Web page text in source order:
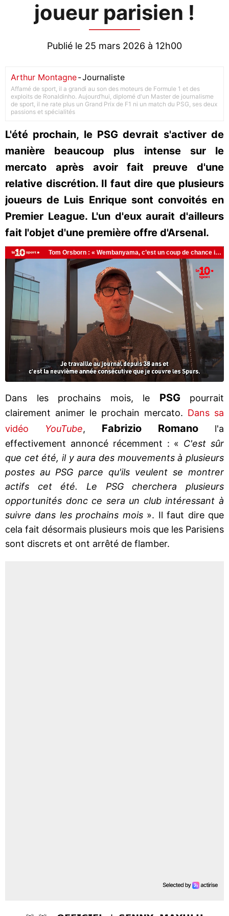
joueur parisien !
Publié le 25 mars 2026 à 12h00
Arthur Montagne-Journaliste
Affamé de sport, il a grandi au son des moteurs de Formule 1 et des
exploits de Ronaldinho. Aujourd’hui, diplomé d'un Master de journalisme
de sport, il ne rate plus un Grand Prix de F1 ni un match du PSG, ses deux
passions et spécialités
L'été prochain, le PSG devrait s'activer de
manière beaucoup plus intense sur le
mercato après avoir fait preuve d'une
relative discrétion. Il faut dire que plusieurs
joueurs de Luis Enrique sont convoités en
Premier League. L'un d'eux aurait d'ailleurs
fait l'objet d'une première offre d'Arsenal.
Dans les prochains mois, le PSG
pourrait
clairement animer le prochain mercato. Dans sa
vidéo YouTube, Fabrizio Romano l'a
effectivement annoncé récemment : « C'est sûr
que cet été, il y aura des mouvements à plusieurs
postes au PSG parce qu'ils veulent se montrer
actifs cet été. Le PSG cherchera plusieurs
opportunités donc ce sera un club intéressant à
suivre dans les prochains mois». Il faut dire que
cela fait désormais plusieurs mois que les Parisiens
sont discrets et ont arrêté de flamber.